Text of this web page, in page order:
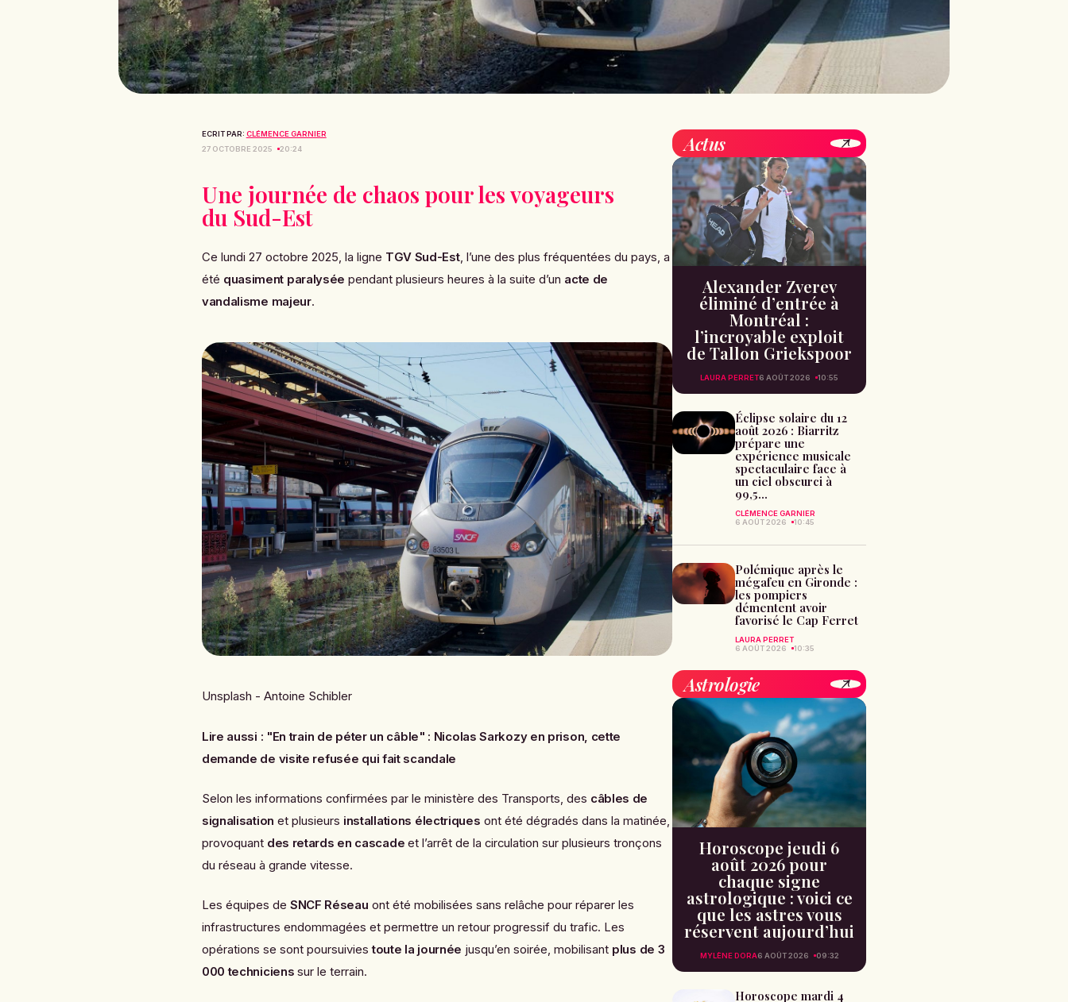
ECRIT PAR: CLÉMENCE GARNIER
27 OCTOBRE 2025
20:24
Une journée de chaos pour les voyageurs
du Sud-Est
Ce lundi 27 octobre 2025, la ligne TGV Sud-Est, l’une des plus fréquentées du pays, a
été quasiment paralysée pendant plusieurs heures à la suite d’un acte de
vandalisme majeur.
Unsplash - Antoine Schibler
Lire aussi : "En train de péter un câble" : Nicolas Sarkozy en prison, cette
demande de visite refusée qui fait scandale
Selon les informations confirmées par le ministère des Transports, des câbles de
signalisation et plusieurs installations électriques ont été dégradés dans la matinée,
provoquant des retards en cascade et l’arrêt de la circulation sur plusieurs tronçons
du réseau à grande vitesse.
Les équipes de SNCF Réseau ont été mobilisées sans relâche pour réparer les
infrastructures endommagées et permettre un retour progressif du trafic. Les
opérations se sont poursuiviestoute la journée jusqu’en soirée, mobilisant plus de 3
000 techniciens sur le terrain.
Actus
Alexander Zverev
éliminé d’entrée à
Montréal :
l’incroyable exploit
de Tallon Griekspoor
LAURA PERRET6 AOÛT 2026 10:55
Éclipse solaire du 12
août 2026 : Biarritz
prépare une
expérience musicale
spectaculaire face à
un ciel obscurci à
99,5...
CLÉMENCE GARNIER
6 AOÛT 2026
10:45
Polémique après le
mégafeu en Gironde :
les pompiers
démentent avoir
favorisé le Cap Ferret
LAURA PERRET
6 AOÛT 2026
10:35
Astrologie
Horoscope jeudi 6
août 2026 pour
chaque signe
astrologique : voici ce
que les astres vous
réservent aujourd’hui
MYLÈNE DORA6 AOÛT 2026 09:32
Horoscope mardi 4